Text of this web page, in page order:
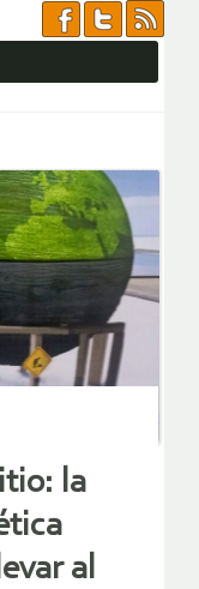
la
al